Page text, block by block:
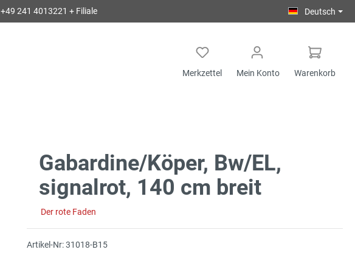
+49 241 4013221 + Filiale Deutsch
Merkzettel Mein Konto Warenkorb
Gabardine/Köper, Bw/EL,
signalrot, 140 cm breit
Der rote Faden
Artikel-Nr:31018-B15